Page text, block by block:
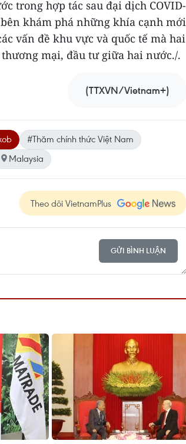
trong hợp tác sau đại dịch COVID-
khám phá những khía cạnh mới
vấn đề khu vực và quốc tế mà hai
mại, đầu tư giữa hai nước./.
(TTXVN/Vietnam+)
#Thăm chính thức Việt Nam
Malaysia
Theo dõi VietnamPlus
GỬI BÌNH LUẬN